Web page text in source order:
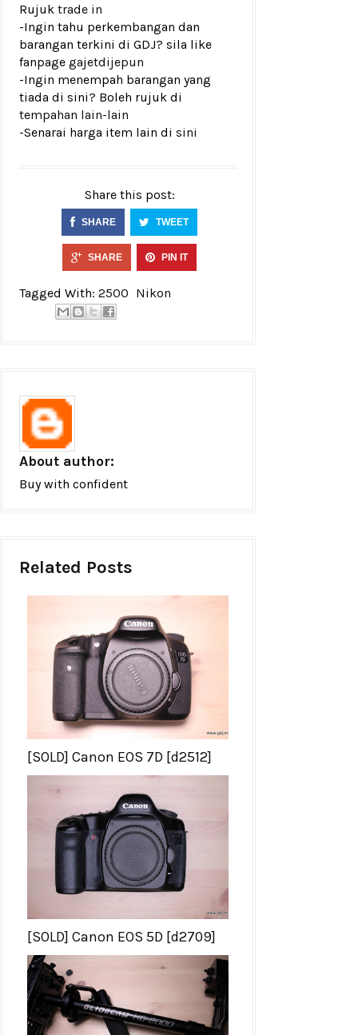
Rujuk trade in
-Ingin tahu perkembangan dan
barangan terkini di GDJ? sila like
fanpage gajetdijepun
-Ingin menempah barangan yang
tiada di sini? Boleh rujuk di
tempahan lain-lain
-Senarai harga item lain di sini
Share this post:
SHARE TWEET
SHARE PIN IT
Tagged With: 2500 Nikon
About author:
Buy with confident
Related Posts
[SOLD] Canon EOS 7D [d2512]
[SOLD] Canon EOS 5D [d2709]